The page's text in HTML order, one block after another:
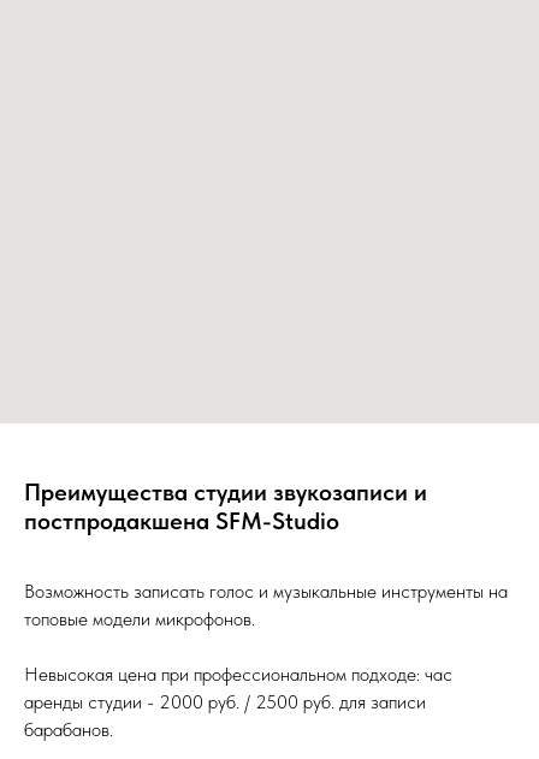
Преимущества студии звукозаписи и
постпродакшена SFM-Studio
Возможность записать голос и музыкальные инструменты на
топовые модели микрофонов.
Невысокая цена при профессиональном подходе: час
аренды студии - 2000 руб. / 2500 руб. для записи
барабанов.